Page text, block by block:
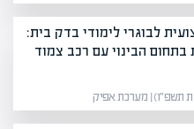
לבוגרי לימודי בדק בית:
הבינוי עם רכב צמוד